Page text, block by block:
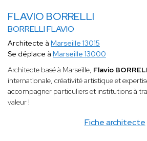
FLAVIO BORRELLI
BORRELLI FLAVIO
Fiche architecte
Architecte à Marseille 13015
Se déplace à Marseille 13000
Architecte basé à Marseille, Flavio
internationale, créativité artistique et
accompagner particuliers et institutions à
valeur !